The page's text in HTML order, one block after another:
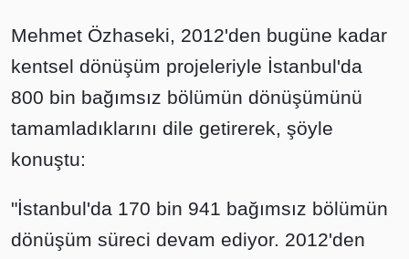
Mehmet Özhaseki, 2012'den bugüne kadar
kentsel dönüşüm projeleriyle İstanbul'da
800 bin bağımsız bölümün dönüşümünü
tamamladıklarını dile getirerek, şöyle
konuştu:
"İstanbul'da 170 bin 941 bağımsız bölümün
dönüşüm süreci devam ediyor. 2012'den